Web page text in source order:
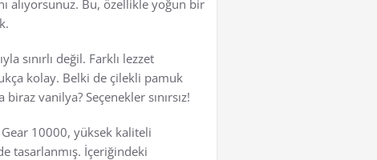
alıyorsunuz. Bu, özellikle yoğun bir
sınırlı değil. Farklı lezzet
kolay. Belki de çilekli pamuk
vanilya? Seçenekler sınırsız!
Gear 10000, yüksek kaliteli
tasarlanmış. İçeriğindeki